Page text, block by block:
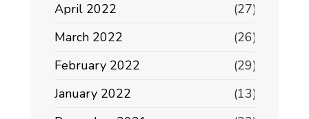
April 2022
(27)
March 2022
(26)
February 2022
(29)
January 2022
(13)